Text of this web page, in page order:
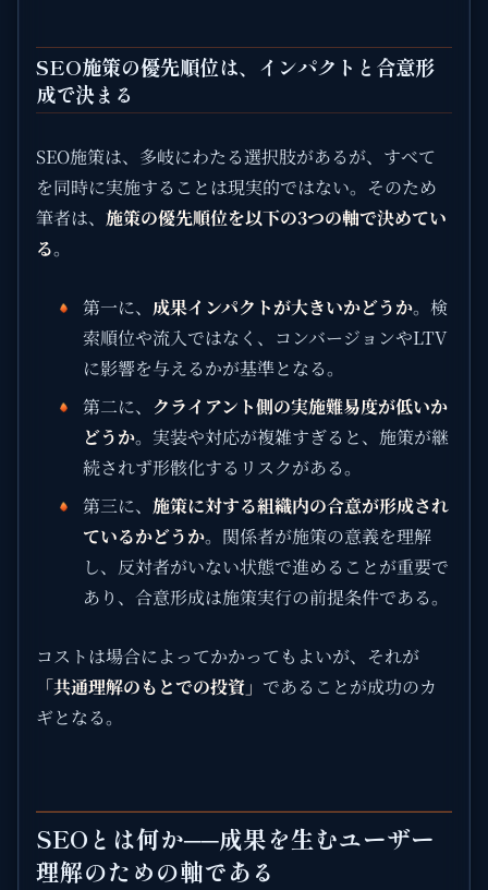
SEO施策の優先順位は、インパクトと合意形
成で決まる
SEO施策は、多岐にわたる選択肢があるが、すべて
を同時に実施することは現実的ではない。そのため
筆者は、 施策の優先順位を以下の3つの軸で決めてい
る。
第一に、 成果インパクトが大きいかどうか。検
索順位や流入ではなく、コンバージョンやLTV
に影響を与えるかが基準となる。
第二に、 クライアント側の実施難易度が低いか
どうか。実装や対応が複雑すぎると、施策が継
続されず形骸化するリスクがある。
第三に、施策に対する組織内の合意が形成され
ているかどうか。関係者が施策の意義を理解
し、反対者がいない状態で進めることが重要で
あり、合意形成は施策実行の前提条件である。
コストは場合によってかかってもよいが、それが
「共通理解のもとでの投資」 であることが成功のカ
ギとなる。
SEOとは何か──成果を生むユーザー
理解のための軸である